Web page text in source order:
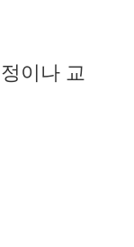
이나 교